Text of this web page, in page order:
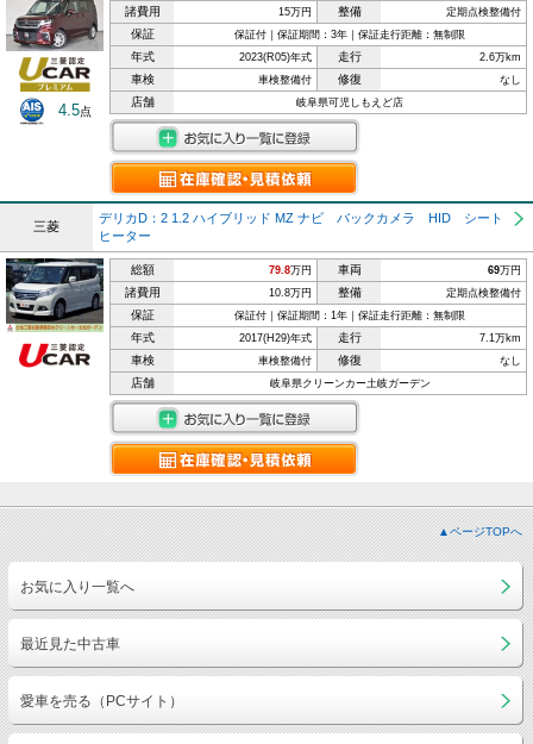
4.5点
諸費用 15万円 整備 定期点検整備付
保証 保証付｜保証期間：3年｜保証走行距離：無制限
年式 2023(R05)年式 走行 2.6万km
車検 車検整備付 修復 なし
店舗 岐阜県可児しもえど店
三菱
デリカD：2 1.2 ハイブリッド MZ ナビ バックカメラ HID シート
ヒーター
総額 79.8万円 車両 69万円
諸費用 10.8万円 整備 定期点検整備付
保証 保証付｜保証期間：1年｜保証走行距離：無制限
年式 2017(H29)年式 走行 7.1万km
車検 車検整備付 修復 なし
店舗 岐阜県クリーンカー土岐ガーデン
▲ページTOPへ
お気に入り一覧へ
最近見た中古車
愛車を売る（PCサイト）